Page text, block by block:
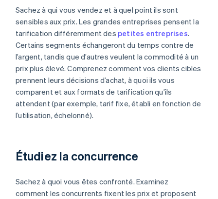
Sachez à qui vous vendez et à quel point ils sont
sensibles aux prix. Les grandes entreprises pensent la
tarification différemment des petites entreprises.
Certains segments échangeront du temps contre de
l’argent, tandis que d’autres veulent la commodité à un
prix plus élevé. Comprenez comment vos clients cibles
prennent leurs décisions d’achat, à quoi ils vous
comparent et aux formats de tarification qu’ils
attendent (par exemple, tarif fixe, établi en fonction de
l’utilisation, échelonné).
Étudiez la concurrence
Sachez à quoi vous êtes confronté. Examinez
comment les concurrents fixent les prix et proposent